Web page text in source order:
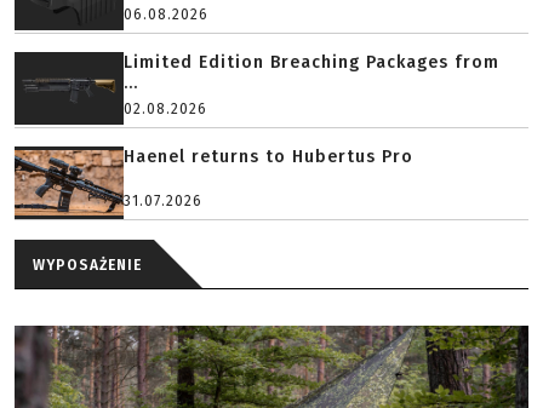
06.08.2026
Limited Edition Breaching Packages from
...
02.08.2026
Haenel returns to Hubertus Pro
31.07.2026
WYPOSAŻENIE